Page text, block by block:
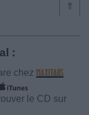
⇑
:
chez
le CD sur